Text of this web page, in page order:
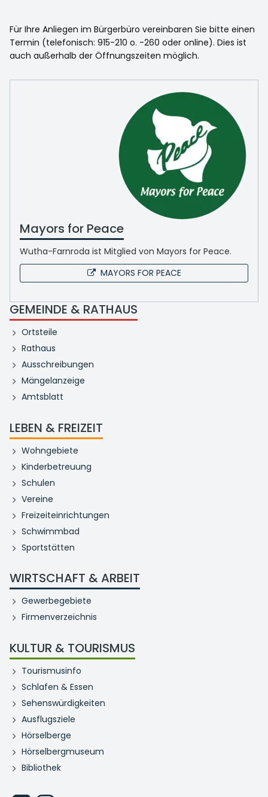
Für Ihre Anliegen im Bürgerbüro vereinbaren Sie bitte einen
Termin (telefonisch: 915-210 o. -260 oder online). Dies ist
auch außerhalb der Öffnungszeiten möglich.
Mayors for Peace
Wutha-Farnroda ist Mitglied von Mayors for Peace.
MAYORS FOR PEACE
GEMEINDE & RATHAUS
Ortsteile
Rathaus
Ausschreibungen
Mängelanzeige
Amtsblatt
LEBEN & FREIZEIT
Wohngebiete
Kinderbetreuung
Schulen
Vereine
Freizeiteinrichtungen
Schwimmbad
Sportstätten
WIRTSCHAFT & ARBEIT
Gewerbegebiete
Firmenverzeichnis
KULTUR & TOURISMUS
Tourismusinfo
Schlafen & Essen
Sehenswürdigkeiten
Ausflugsziele
Hörselberge
Hörselbergmuseum
Bibliothek